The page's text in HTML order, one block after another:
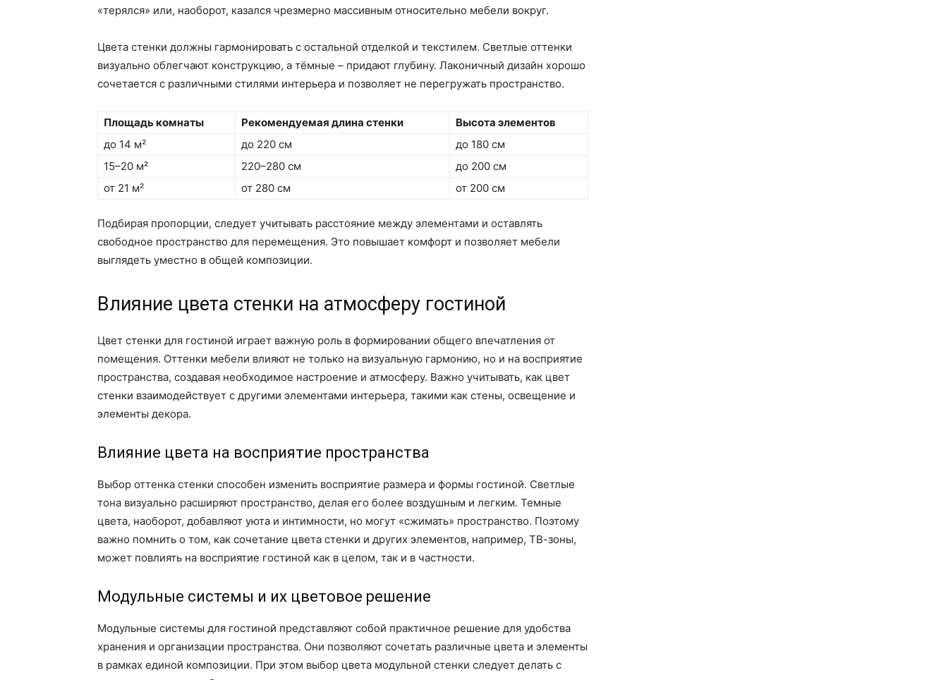
«терялся» или, наоборот, казался чрезмерно массивным относительно мебели вокруг.
Цвета стенки должны гармонировать с остальной отделкой и текстилем. Светлые оттенки
визуально облегчают конструкцию, а тёмные – придают глубину. Лаконичный дизайн хорошо
сочетается с различными стилями интерьера и позволяет не перегружать пространство.
Площадь комнаты Рекомендуемая длина стенки
Высота элементов
до 14 м²
до 220 см
до 180 см
15–20 м²
220–280 см
до 200 см
от 21 м²
от 280 см от 200 см
Подбирая пропорции, следует учитывать расстояние между элементами и оставлять
свободное пространство для перемещения. Это повышает комфорт и позволяет мебели
выглядеть уместно в общей композиции.
Влияние цвета стенки на атмосферу гостиной
Цвет стенки для гостиной играет важную роль в формировании общего впечатления от
помещения. Оттенки мебели влияют не только на визуальную гармонию, но и на восприятие
пространства, создавая необходимое настроение и атмосферу. Важно учитывать, как цвет
стенки взаимодействует с другими элементами интерьера, такими как стены, освещение и
элементы декора.
Влияние цвета на восприятие пространства
Выбор оттенка стенки способен изменить восприятие размера и формы гостиной. Светлые
тона визуально расширяют пространство, делая его более воздушным и легким. Темные
цвета, наоборот, добавляют уюта и интимности, но могут «сжимать» пространство. Поэтому
важно помнить о том, как сочетание цвета стенки и других элементов, например, ТВ-зоны,
может повлиять на восприятие гостиной как в целом, так и в частности.
Модульные системы и их цветовое решение
Модульные системы для гостиной представляют собой практичное решение для удобства
хранения и организации пространства. Они позволяют сочетать различные цвета и элементы
в рамках единой композиции. При этом выбор цвета модульной стенки следует делать с